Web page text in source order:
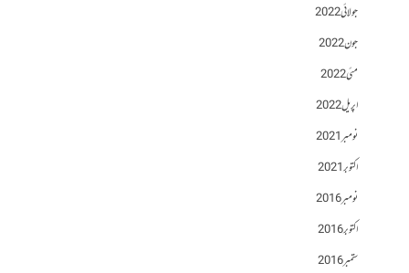
جولائی 2022
جون 2022
مئی 2022
اپریل 2022
نومبر 2021
اکتوبر 2021
نومبر 2016
اکتوبر 2016
ستمبر 2016